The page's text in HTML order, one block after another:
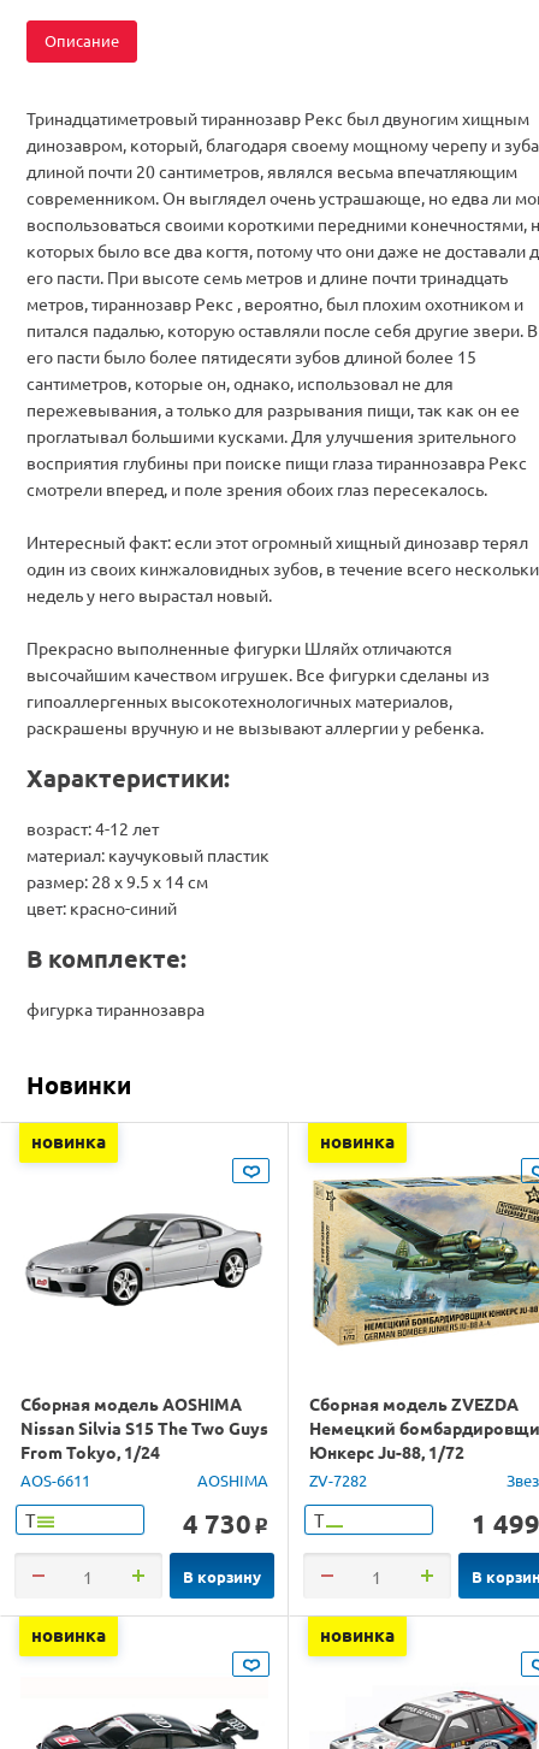
Описание
Тринадцатиметровый тираннозавр Рекс был двуногим хищным
динозавром, который, благодаря своему мощному черепу и
длиной почти 20 сантиметров, являлся весьма впечатляющим
современником. Он выглядел очень устрашающе, но едва ли
воспользоваться своими короткими передними конечностями,
которых было все два когтя, потому что они даже не доставали
его пасти. При высоте семь метров и длине почти тринадцать
метров, тираннозавр Рекс , вероятно, был плохим охотником и
питался падалью, которую оставляли после себя другие звери. В
его пасти было более пятидесяти зубов длиной более 15
сантиметров, которые он, однако, использовал не для
пережевывания, а только для разрывания пищи, так как он ее
проглатывал большими кусками. Для улучшения зрительного
восприятия глубины при поиске пищи глаза тираннозавра Рекс
смотрели вперед, и поле зрения обоих глаз пересекалось.
Интересный факт: если этот огромный хищный динозавр терял
один из своих кинжаловидных зубов, в течение всего
недель у него вырастал новый.
Прекрасно выполненные фигурки Шляйх отличаются
высочайшим качеством игрушек. Все фигурки сделаны из
гипоаллергенных высокотехнологичных материалов,
раскрашены вручную и не вызывают аллергии у ребенка.
Характеристики:
возраст: 4-12 лет
материал: каучуковый пластик
размер: 28 х 9.5 х 14 см
цвет: красно-синий
В комплекте:
фигурка тираннозавра
Новинки
новинка
Сборная модель AOSHIMA
Nissan Silvia S15 The Two Guys
From Tokyo, 1/24
AOS-6611 AOSHIMA
Т 4 730 o
В корзину
новинка
Сборная модель ZVEZDA
Немецкий
Юнкерс Ju-88, 1/72
ZV-7282
Т 1 499
В
новинка новинка